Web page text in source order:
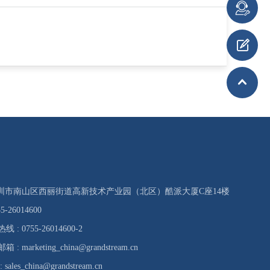
市南山区西丽街道高新技术产业园（北区）酷派大厦C座14楼
26014600
线 : 0755-26014600-2
箱 : marketing_china@grandstream.cn